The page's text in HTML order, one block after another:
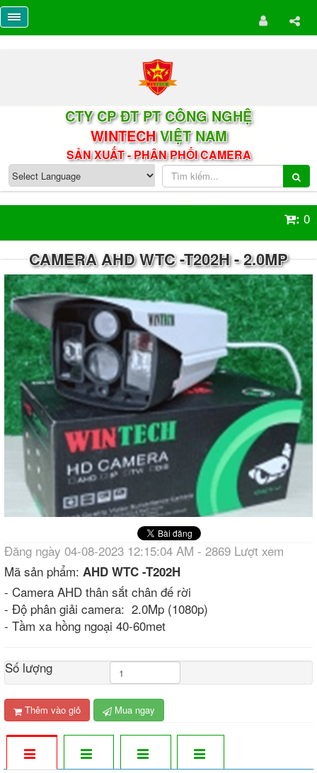
CTY CP ĐT PT CÔNG NGHỆ
WINTECHVIỆT NAM
SẢN XUẤT - PHÂN PHỐI CAMERA
: 0
CAMERA AHD WTC -T202H - 2.0MP​​​​​​​
Đăng ngày 04-08-2023 12:15:04 AM - 2869 Lượt xem
Mã sản phẩm: AHD WTC -T202H
- Camera AHD thân sắt chân đế rời
- Độ phân giải camera: 2.0Mp (1080p)
- Tầm xa hồng ngoại 40-60met
Số lượng
Thêm vào giỏ Mua ngay